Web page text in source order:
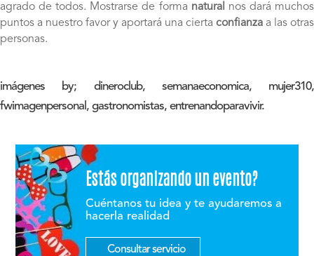
agrado de todos. Mostrarse de forma natural
nos dará muchos
puntos a nuestro favor y aportará una cierta confianza a las otras
personas.
imágenes by; dineroclub, semanaeconomica, mujer310,
fwimagenpersonal, gastronomistas, entrenandoparavivir.
Estás organizando un evento?
Cuéntanos tu idea y te ayudaremos a
hacerla realidad
Consultar servicio